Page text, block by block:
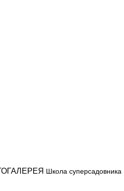
Школа суперсадовника